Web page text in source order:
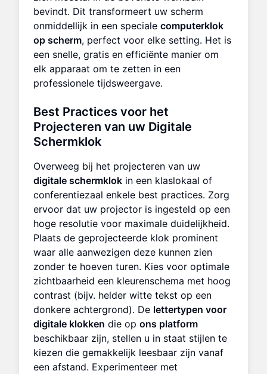
bevindt. Dit transformeert uw scherm
onmiddellijk in een speciale computerklok
op scherm, perfect voor elke setting. Het is
een snelle, gratis en efficiënte manier om
elk apparaat om te zetten in een
professionele tijdsweergave.
Best Practices voor het
Projecteren van uw Digitale
Schermklok
Overweeg bij het projecteren van uw
digitale schermklok in een klaslokaal of
conferentiezaal enkele best practices. Zorg
ervoor dat uw projector is ingesteld op een
hoge resolutie voor maximale duidelijkheid.
Plaats de geprojecteerde klok prominent
waar alle aanwezigen deze kunnen zien
zonder te hoeven turen. Kies voor optimale
zichtbaarheid een kleurenschema met hoog
contrast (bijv. helder witte tekst op een
donkere achtergrond). De lettertypen voor
digitale klokken die op ons platform
beschikbaar zijn, stellen u in staat stijlen te
kiezen die gemakkelijk leesbaar zijn vanaf
een afstand. Experimenteer met